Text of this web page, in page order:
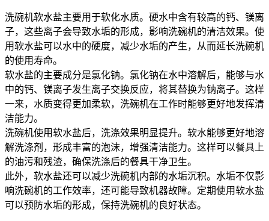
洗碗机软水盐主要用于软化水质。硬水中含有较高的钙、镁离
子，这些离子会导致水垢的形成，影响洗碗机的清洁效果。使
用软水盐可以水中的硬度，减少水垢的产生，从而延长洗碗机
的使用寿命。
软水盐的主要成分是氯化钠。氯化钠在水中溶解后，能够与水
中的钙、镁离子发生离子交换反应，将其替换为钠离子。这样
一来，水质变得更加柔软，洗碗机在工作时能够更好地发挥清
洁能力。
洗碗机使用软水盐后，洗涤效果明显提升。软水能够更好地溶
解洗涤剂，形成丰富的泡沫，增强清洁能力。这样可以餐具上
的油污和残渣，确保洗涤后的餐具干净卫生。
此外，软水盐还可以减少洗碗机内部的水垢沉积。水垢不仅影
响洗碗机的工作效率，还可能导致机器故障。定期使用软水盐
可以预防水垢的形成，保持洗碗机的良好状态。